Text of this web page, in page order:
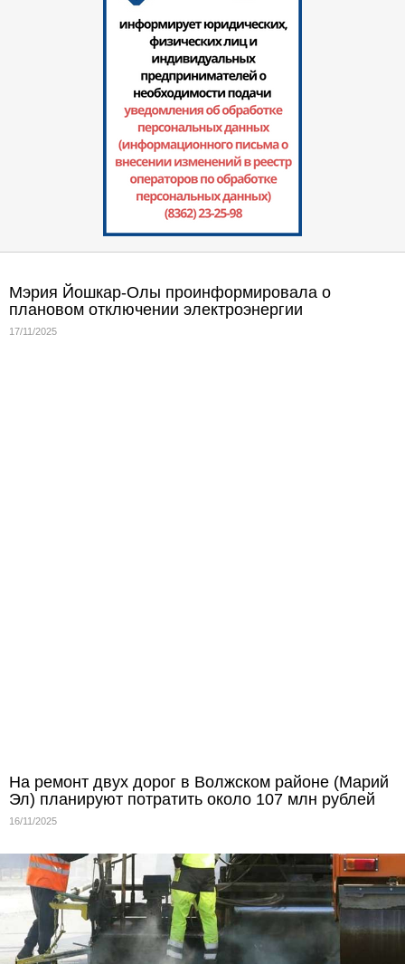
Мэрия Йошкар-Олы проинформировала о
плановом отключении электроэнергии
17/11/2025
На ремонт двух дорог в Волжском районе (Марий
Эл) планируют потратить около 107 млн рублей
16/11/2025